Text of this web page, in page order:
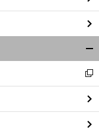
閉
る
新
し
い
ウ
ィ